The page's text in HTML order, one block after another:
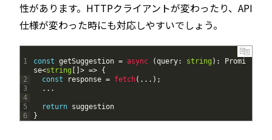
性があります。HTTPクライアントが変わったり、API
仕様が変わった時にも対応しやすいでしょう。
1
2
3
4
5
6
const getSuggestion = async (query: string ) :
Promi
se<string > => {
const
response = fetch( . . . ) ;
. . .
return suggestion
}